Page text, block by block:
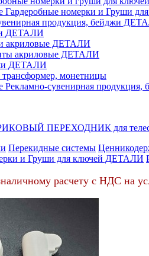
Гардеробные номерки и Груши
продукция, бейджи
ДЕТАЛИ
акриловые ДЕТАЛИ
акриловые ДЕТАЛИ
ДЕТАЛИ
монетницы
Рекламно-сувенирная
ПЕРЕХОДНИК для
Перекидные системы
и Груши для ключей ДЕТАЛИ
расчету с НДС на